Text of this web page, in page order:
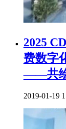
2025
费数字
——共
2019-01-19